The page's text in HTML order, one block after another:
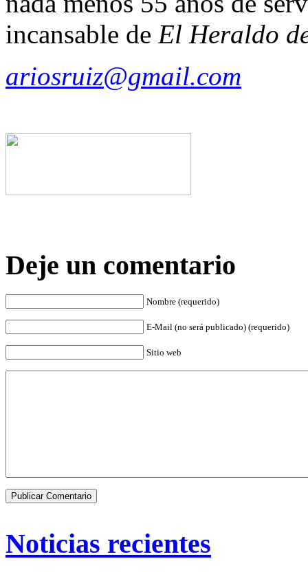
incansable de El Heraldo
ariosruiz@gmail.com
Deje un comentario
Nombre (requerido)
E-Mail (no será publicado) (requerido)
Sitio web
Noticias recientes